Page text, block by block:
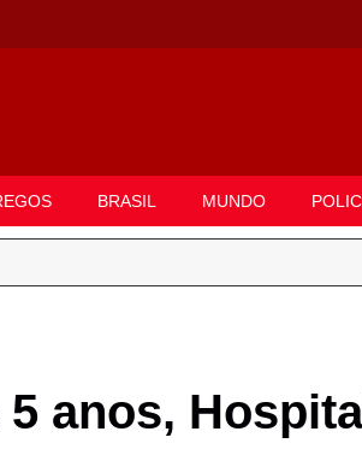
BRASIL MUNDO
anos,